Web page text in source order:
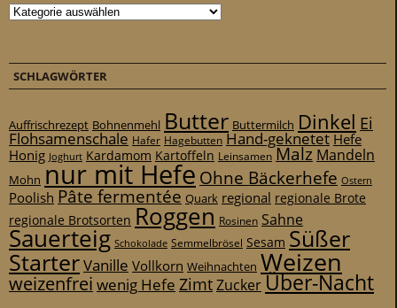
Kategorien
SCHLAGWÖRTER
Auffrischrezept Bohnenmehl Butter Buttermilch Dinkel Ei
Flohsamenschale Hafer Hagebutten Hand-geknetet Hefe
Honig Joghurt Kardamom Kartoffeln Leinsamen Malz Mandeln
Mohn nur mit Hefe Ohne Bäckerhefe Ostern
Poolish Pâte fermentée Quark regional regionale Brote
regionale Brotsorten Roggen Rosinen Sahne
Sauerteig Schokolade Semmelbrösel Sesam Süßer
StarterVanille Vollkorn Weihnachten Weizen
weizenfrei wenig Hefe ZimtZuckerÜber-Nacht